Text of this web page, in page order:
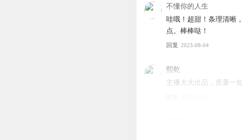
演员角色
陆在清：喜小玖
不懂你的人生
哇哦！超甜！条理清晰
点。棒棒哒！
回复 2023-08-04
熙乾
主播大大出品，质量一
让我想起了那部令人悲